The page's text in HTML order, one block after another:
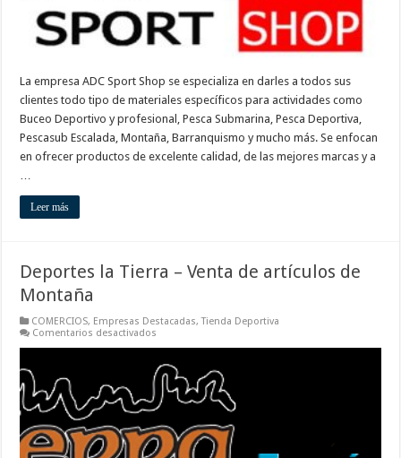
La empresa ADC Sport Shop se especializa en darles a todos sus
clientes todo tipo de materiales específicos para actividades como
Buceo Deportivo y profesional, Pesca Submarina, Pesca Deportiva,
Pescasub Escalada, Montaña, Barranquismo y mucho más. Se enfocan
en ofrecer productos de excelente calidad, de las mejores marcas y a
Leer más
Deportes la Tierra – Venta de artículos de
Montaña
COMERCIOS, Empresas Destacadas,Tienda Deportiva
Comentarios desactivados
Tierra
–
Venta
de
artículos
de
Montaña